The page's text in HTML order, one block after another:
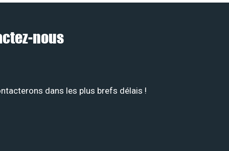
nous
dans les plus brefs délais !